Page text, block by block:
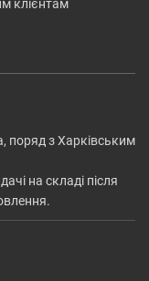
клієнтам
поряд з Харківським
на складі після